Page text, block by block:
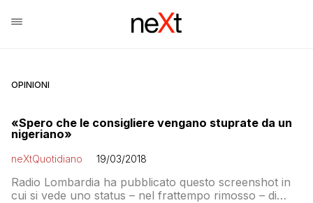
OPINIONI
«Spero che le consigliere vengano stuprate da un
nigeriano»
neXtQuotidiano 19/03/2018
Radio Lombardia ha pubblicato questo screenshot in
cui si vede uno status – nel frattempo rimosso – di